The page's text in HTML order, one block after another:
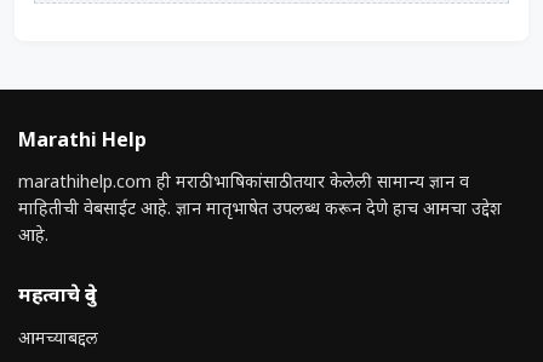
Marathi Help
marathihelp.com ही मराठी भाषिकांसाठी तयार केलेली सामान्य ज्ञान व
माहितीची वेबसाईट आहे. ज्ञान मातृभाषेत उपलब्ध करून देणे हाच आमचा उद्देश
आहे.
महत्वाचे दुवे
आमच्याबद्दल